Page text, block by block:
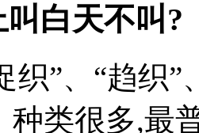
白天不叫?
织”、“趋织
种类很多,最